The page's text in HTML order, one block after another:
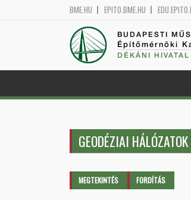
BME.HU EPITO.BME.HU
BUDAPESTI
Építőmérnöki
DÉKÁNI HIVATAL
GEODÉZIAI
Elsődleges fülek
MEGTEKINTÉS (AKTÍVFORDÍTÁS